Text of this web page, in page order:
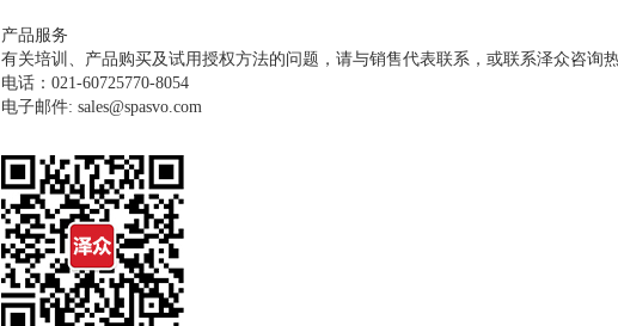
产品服务
有关培训、产品购买及试用授权方法的问题，请与销售代表联系，或联系泽众咨询热
电话：021-60725770-8054
电子邮件: sales@spasvo.com